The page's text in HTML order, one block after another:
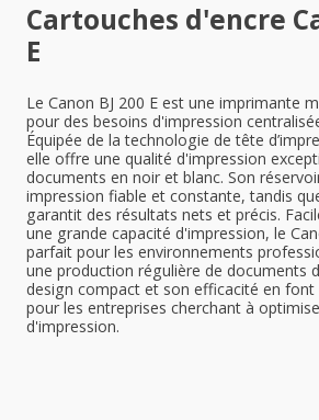
Cartouches d'encre
E
Le Canon BJ 200 E est une imprimante
pour des besoins d'impression
Équipée de la technologie de tête
elle offre une qualité d'impression
documents en noir et blanc. Son
impression fiable et constante, tandis
garantit des résultats nets et précis.
une grande capacité d'impression, le
parfait pour les environnements
une production régulière de documents
design compact et son efficacité en font
pour les entreprises cherchant à
d'impression.